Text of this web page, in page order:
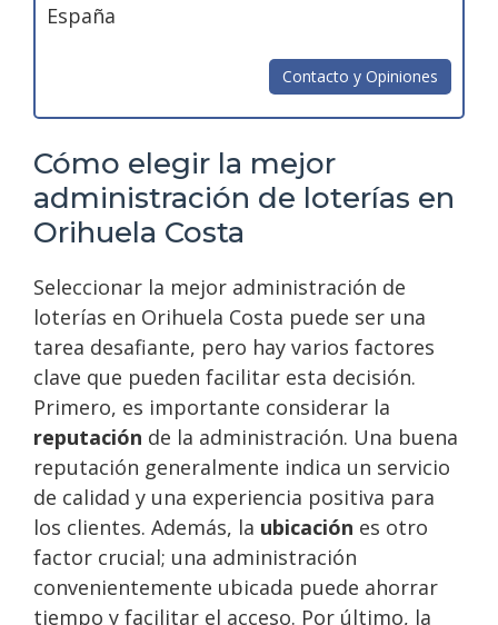
España
Contacto y Opiniones
Cómo elegir la mejor
administración de loterías en
Orihuela Costa
Seleccionar la mejor administración de
loterías en Orihuela Costa puede ser una
tarea desafiante, pero hay varios factores
clave que pueden facilitar esta decisión.
Primero, es importante considerar la
reputación de la administración. Una buena
reputación generalmente indica un servicio
de calidad y una experiencia positiva para
los clientes. Además, la ubicación es otro
factor crucial; una administración
convenientemente ubicada puede ahorrar
tiempo y facilitar el acceso. Por último, la